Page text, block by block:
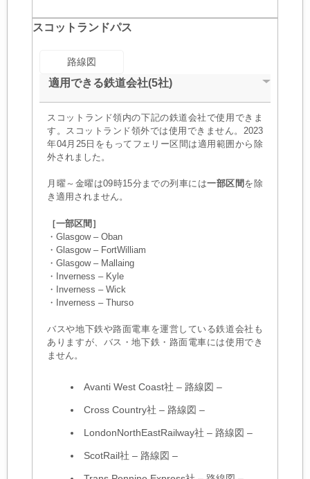
スコットランドパス
路線図
適用できる鉄道会社(5社)
スコットランド領内の下記の鉄道会社で使用できま
す。スコットランド領外では使用できません。2023
年04月25日をもってフェリー区間は適用範囲から除
外されました。
月曜～金曜は09時15分までの列車には一部区間 を除
き適用されません。
［一部区間］
・Glasgow – Oban
・Glasgow – FortWilliam
・Glasgow – Mallaing
・Inverness – Kyle
・Inverness – Wick
・Inverness – Thurso
バスや地下鉄や路面電車を運営している鉄道会社も
ありますが、バス・地下鉄・路面電車には使用でき
ません。
Avanti West Coast社 – 路線図 –
Cross Country社 – 路線図 –
LondonNorthEastRailway社 – 路線図 –
ScotRail社 – 路線図 –